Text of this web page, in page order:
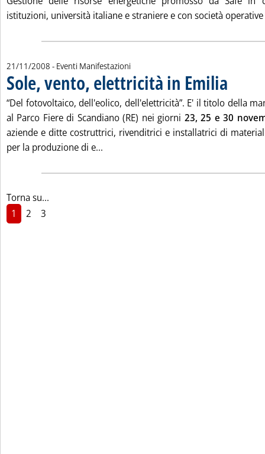
istituzioni, università italiane e straniere e con società
21/11/2008 - Eventi Manifestazioni
Sole, vento, elettricità in Emilia
“Del fotovoltaico, dell'eolico, dell'elettricità”. E' il titolo della
al Parco Fiere di Scandiano (RE) nei giorni 23, 25 e 30
aziende e ditte costruttrici, rivenditrici e installatrici di
per la produzione di e...
Torna su...
1
2 3